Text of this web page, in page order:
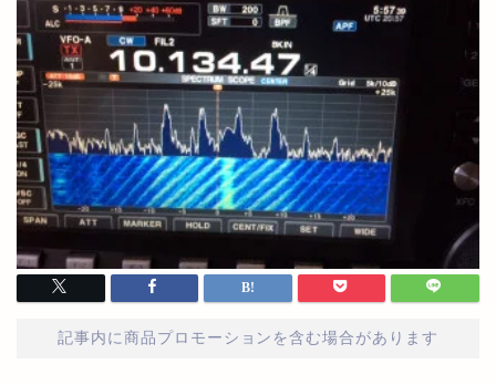
記事内に商品プロモーションを含む場合があります